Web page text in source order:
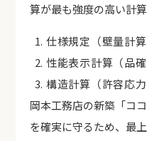
算が最も強度の高い計算
仕様規定（壁量計
性能表示計算（品確
構造計算（許容応
岡本工務店の新築「コ
を確実に守るため、最